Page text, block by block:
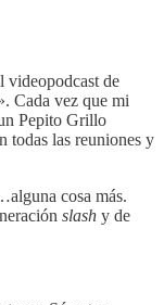
videopodcast de
Cada vez que mi
Pepito Grillo
todas las reuniones y
cosa más.
slash y de